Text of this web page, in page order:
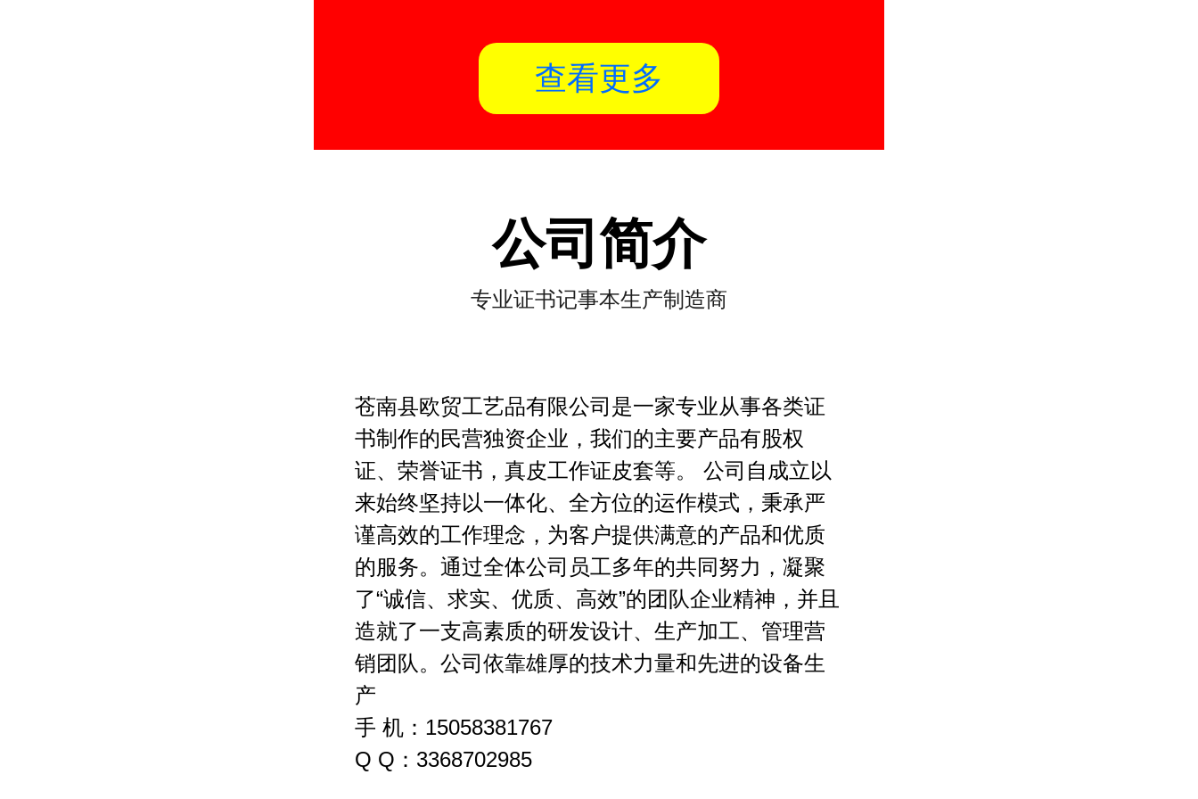
查看更多
公司简介
专业证书记事本生产制造商
苍南县欧贸工艺品有限公司是一家专业从事各类证
书制作的民营独资企业，我们的主要产品有股权
证、荣誉证书，真皮工作证皮套等。 公司自成立以
来始终坚持以一体化、全方位的运作模式，秉承严
谨高效的工作理念，为客户提供满意的产品和优质
的服务。通过全体公司员工多年的共同努力，凝聚
了“诚信、求实、优质、高效”的团队企业精神，并且
造就了一支高素质的研发设计、生产加工、管理营
销团队。公司依靠雄厚的技术力量和先进的设备生
产
手 机：15058381767
Q Q：3368702985